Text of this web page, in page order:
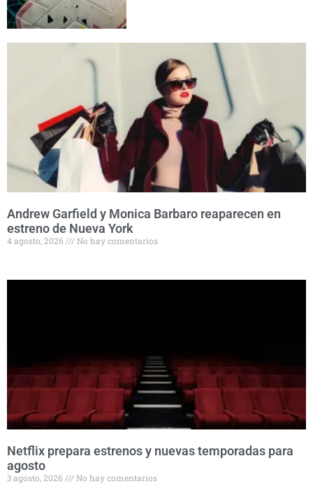
Andrew Garfield y Monica Barbaro reaparecen en
estreno de Nueva York
4 agosto, 2026 No hay comentarios
Netflix prepara estrenos y nuevas temporadas para
agosto
3 agosto, 2026 No hay comentarios